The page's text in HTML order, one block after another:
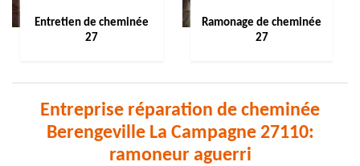
Entretien de cheminée
27
Ramonage de cheminée
27
Entreprise réparation de cheminée
Berengeville La Campagne 27110:
ramoneur aguerri